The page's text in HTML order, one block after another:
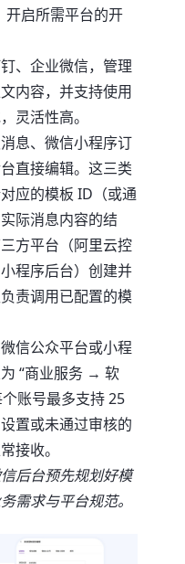
开启所需平台的开
、企业微信，管理
内容，并支持使用
灵活性高。
息、微信小程序订
直接编辑。这三类
应的模板 ID（或通
际消息内容的结
方平台（阿里云控
程序后台）创建并
责调用已配置的模
信公众平台或小程
“商业服务 → 软
账号最多支持 25
置或未通过审核的
接收。
后台预先规划好模
需求与平台规范。